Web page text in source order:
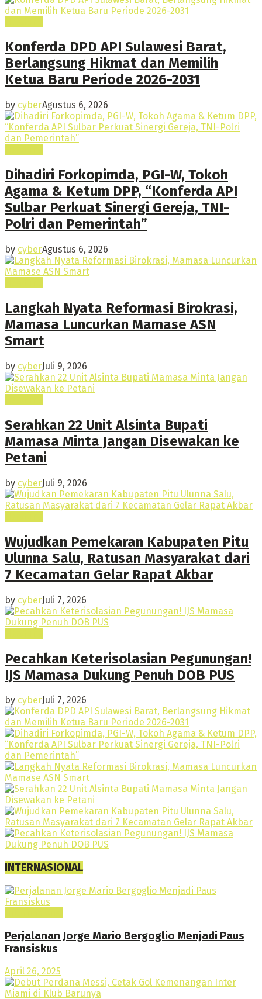
Konferda DPD API Sulawesi Barat,
Berlangsung Hikmat dan Memilih
Ketua Baru Periode 2026-2031
by cyberAgustus 6, 2026
Dihadiri Forkopimda, PGI-W, Tokoh
Agama & Ketum DPP, “Konferda API
Sulbar Perkuat Sinergi Gereja, TNI-
Polri dan Pemerintah”
by cyberAgustus 6, 2026
Langkah Nyata Reformasi Birokrasi,
Mamasa Luncurkan Mamase ASN
Smart
by cyberJuli 9, 2026
Serahkan 22 Unit Alsinta Bupati
Mamasa Minta Jangan Disewakan ke
Petani
by cyberJuli 9, 2026
Wujudkan Pemekaran Kabupaten Pitu
Ulunna Salu, Ratusan Masyarakat dari
7 Kecamatan Gelar Rapat Akbar
by cyberJuli 7, 2026
Pecahkan Keterisolasian Pegunungan!
IJS Mamasa Dukung Penuh DOB PUS
by cyberJuli 7, 2026
INTERNASIONAL
Perjalanan Jorge Mario Bergoglio Menjadi Paus
Fransiskus
April 26, 2025